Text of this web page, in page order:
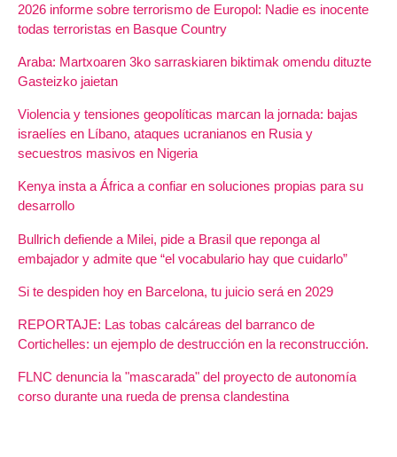
2026 informe sobre terrorismo de Europol: Nadie es inocente
todas terroristas en Basque Country
Araba: Martxoaren 3ko sarraskiaren biktimak omendu dituzte
Gasteizko jaietan
Violencia y tensiones geopolíticas marcan la jornada: bajas
israelíes en Líbano, ataques ucranianos en Rusia y
secuestros masivos en Nigeria
Kenya insta a África a confiar en soluciones propias para su
desarrollo
Bullrich defiende a Milei, pide a Brasil que reponga al
embajador y admite que “el vocabulario hay que cuidarlo”
Si te despiden hoy en Barcelona, tu juicio será en 2029
REPORTAJE: Las tobas calcáreas del barranco de
Cortichelles: un ejemplo de destrucción en la reconstrucción.
FLNC denuncia la "mascarada" del proyecto de autonomía
corso durante una rueda de prensa clandestina